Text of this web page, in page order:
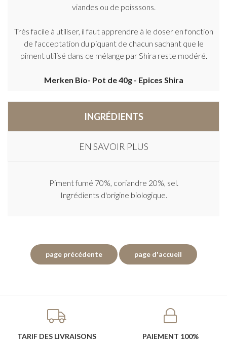
viandes ou de poisssons.
Très facile à utiliser, il faut apprendre à le doser en fonction
de l'acceptation du piquant de chacun sachant que le
piment utilisé dans ce mélange par Shira reste modéré.
Merken Bio- Pot de 40g - Epices Shira
INGRÉDIENTS
EN SAVOIR PLUS
Piment fumé 70%, coriandre 20%, sel.
Ingrédients d'origine biologique.
TARIF DES LIVRAISONS
PAIEMENT 100%